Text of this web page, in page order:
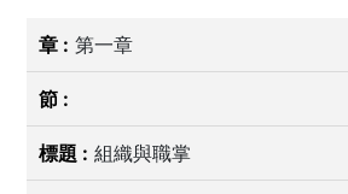
第一章
組織與職掌